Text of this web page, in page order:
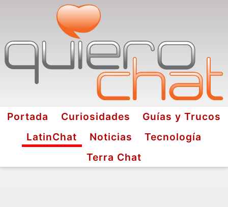
Portada Curiosidades
Guías y Trucos
LatinChat
Noticias
Tecnología
Terra Chat